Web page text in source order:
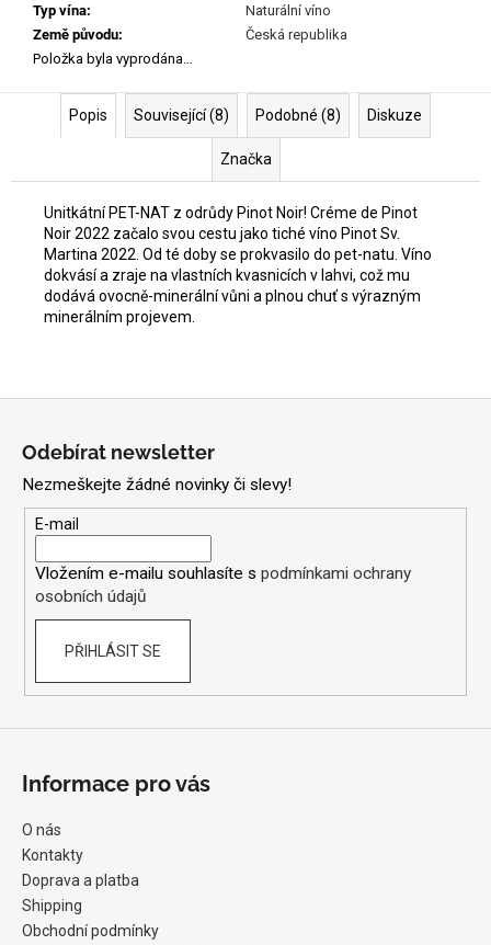
Typ vína:
Naturální víno
Země původu:
Česká republika
Položka byla vyprodána…
Popis Související (8) Podobné (8) Diskuze
Značka
Unitkátní PET-NAT z odrůdy Pinot Noir! Créme de Pinot
Noir 2022 začalo svou cestu jako tiché víno Pinot Sv.
Martina 2022. Od té doby se prokvasilo do pet-natu. Víno
dokvásí a zraje na vlastních kvasnicích v lahvi, což mu
dodává ovocně-minerální vůni a plnou chuť s výrazným
minerálním projevem.
Odebírat newsletter
Nezmeškejte žádné novinky či slevy!
E-mail
Vložením e-mailu souhlasíte s podmínkami ochrany
osobních údajů
PŘIHLÁSIT SE
Informace pro vás
O nás
Kontakty
Doprava a platba
Shipping
Obchodní podmínky